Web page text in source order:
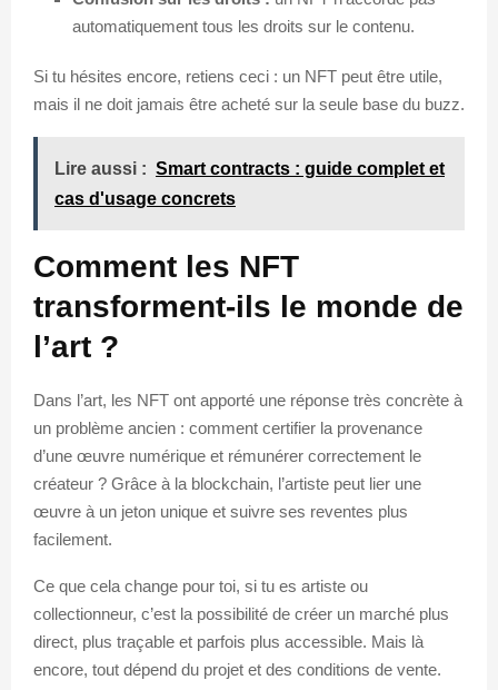
automatiquement tous les droits sur le contenu.
Si tu hésites encore, retiens ceci : un NFT peut être utile,
mais il ne doit jamais être acheté sur la seule base du buzz.
Lire aussi : Smart contracts : guide complet et
cas d'usage concrets
Comment les NFT
transforment-ils le monde de
l’art ?
Dans l’art, les NFT ont apporté une réponse très concrète à
un problème ancien : comment certifier la provenance
d’une œuvre numérique et rémunérer correctement le
créateur ? Grâce à la blockchain, l’artiste peut lier une
œuvre à un jeton unique et suivre ses reventes plus
facilement.
Ce que cela change pour toi, si tu es artiste ou
collectionneur, c’est la possibilité de créer un marché plus
direct, plus traçable et parfois plus accessible. Mais là
encore, tout dépend du projet et des conditions de vente.